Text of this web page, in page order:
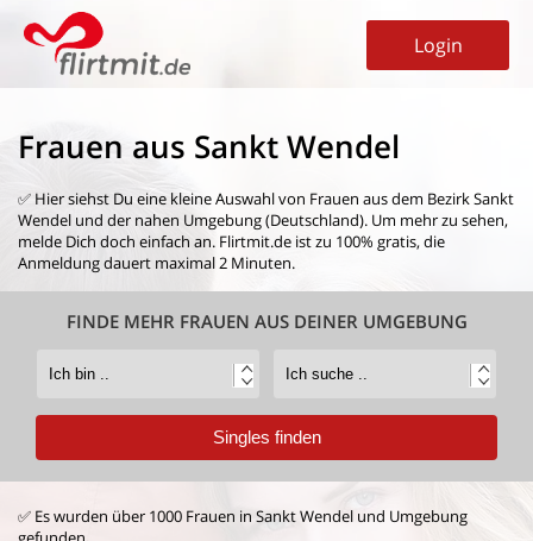
Login
Frauen aus Sankt Wendel
✅ Hier siehst Du eine kleine Auswahl von Frauen aus dem Bezirk Sankt
Wendel und der nahen Umgebung (Deutschland). Um mehr zu sehen,
melde Dich doch einfach an. Flirtmit.de ist zu 100% gratis, die
Anmeldung dauert maximal 2 Minuten.
FINDE MEHR FRAUEN AUS DEINER UMGEBUNG
✅ Es wurden über 1000 Frauen in Sankt Wendel und Umgebung